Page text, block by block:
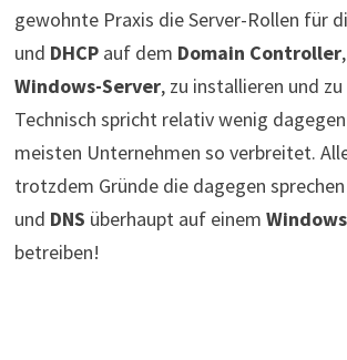
gewohnte Praxis die Server-Rollen für
und DHCPauf dem Domain Controller
Windows-Server, zu installieren und
Technisch spricht relativ wenig
meisten Unternehmen so verbreitet.
trotzdem Gründe die dagegen
und DNS überhaupt auf einem
betreiben!